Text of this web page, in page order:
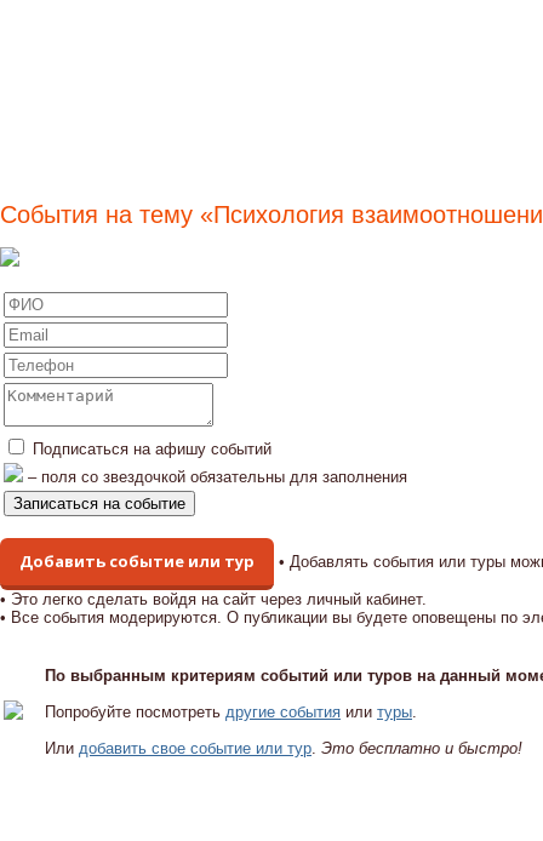
События на тему «Психология
Подписаться на афишу событий
– поля со звездочкой обязательны для заполнения
Добавить событие или тур • Добавлять события или туры
• Это легко сделать войдя на сайт через личный кабинет.
• Все события модерируются. О публикации вы будете оповещены по
По выбранным критериям событий или туров на данный
Попробуйте посмотреть другие события или туры
Или добавить свое событие или тур Это бесплатно и быстро!